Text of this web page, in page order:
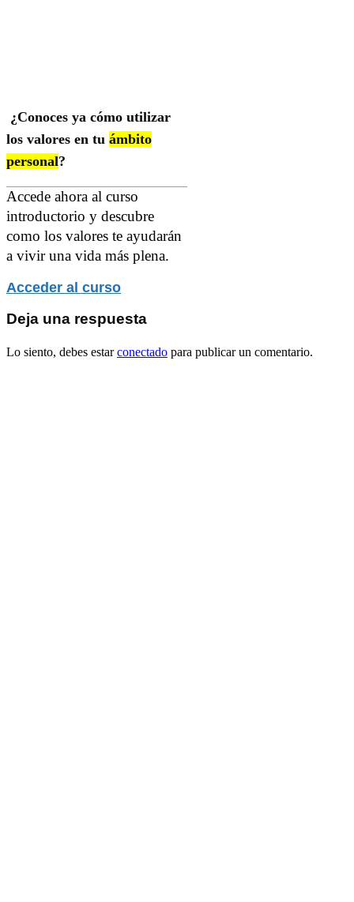
¿Conoces ya cómo utilizar
los valores en tu ámbito
personal?
Accede ahora al curso
introductorio y descubre
como los valores te ayudarán
a vivir una vida más plena.
Acceder al curso
Deja una respuesta
Lo siento, debes estarconectado para publicar un comentario.